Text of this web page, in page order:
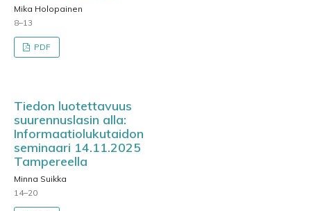
Mika Holopainen
8–13
PDF
Tiedon luotettavuus
suurennuslasin alla:
Informaatiolukutaidon
seminaari 14.11.2025
Tampereella
Minna Suikka
14–20